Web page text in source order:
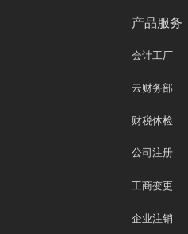
产品服务
会计工厂
云财务部
财税体检
公司注册
工商变更
企业注销